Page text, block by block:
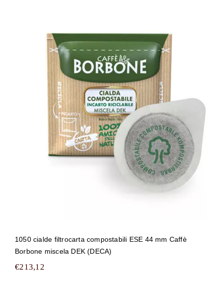
1050 cialde filtrocarta compostabili
ESE 44 mm Caffè Borbone miscela
DEK (DECA)
1050 cialde filtrocarta compostabili ESE 44 mm Caffè
Borbone miscela DEK (DECA)
€213,12